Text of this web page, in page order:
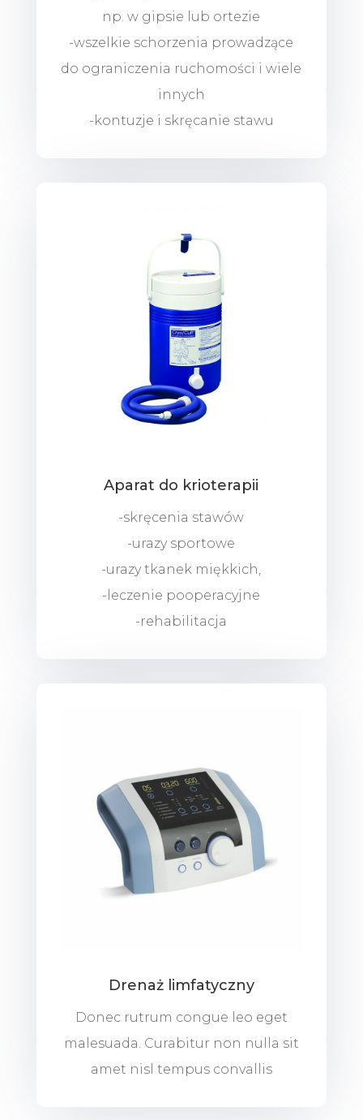
np. w gipsie lub ortezie
-wszelkie schorzenia prowadzące
do ograniczenia ruchomości i wiele
innych
-kontuzje i skręcanie stawu
Aparat do krioterapii
-skręcenia stawów
-urazy sportowe
-urazy tkanek miękkich,
-leczenie pooperacyjne
-rehabilitacja
Drenaż limfatyczny
Donec rutrum congue leo eget
malesuada. Curabitur non nulla sit
amet nisl tempus convallis